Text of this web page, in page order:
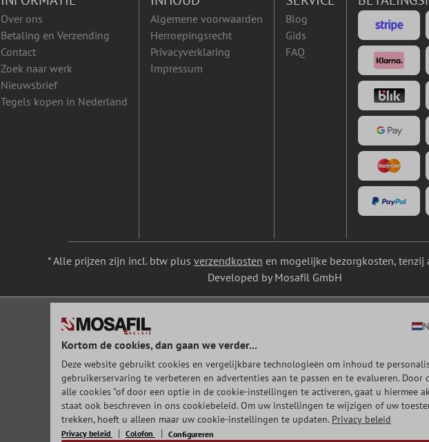
Over ons
Betaling en Verzending
Contact
Zoek naar werk
Nieuwsbrief
Tegels kopen in Nederland
Algemene voorwaarden
Herroepingsrecht
Privacyverklaring
Impressum
Blog
Gids
FAQ
* Alle prijzen zijn incl. btw plus verzendkosten en mogelijke bezorgkosten, tenzij
Developed by Mosafil GmbH
Kortom de cookies, dan gaan we verder...
Deze website gebruikt cookies en vergelijkbare technologieën om inhoud te
gebruikerservaring te verbeteren en advertenties aan te passen en te evalueren. Door
alle cookies "of door een optie in de cookie-instellingen te activeren, gaat u hiermee
staat ook beschreven in ons cookiebeleid. Om uw instellingen te wijzigen of uw
trekken, hoeft u alleen maar uw cookie-instellingen te updaten. Privacy beleid
Privacy beleid Colofon Configureren